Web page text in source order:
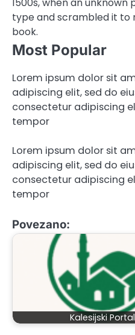
type and scrambled it to
book.
Most Popular
Lorem ipsum dolor sit
adipiscing elit, sed do
consectetur adipiscing
tempor
Lorem ipsum dolor sit
adipiscing elit, sed do
consectetur adipiscing
tempor
Povezano:
Kalesijski Portal